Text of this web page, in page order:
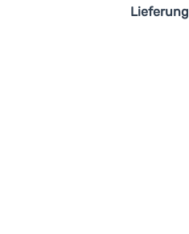
Lieferung